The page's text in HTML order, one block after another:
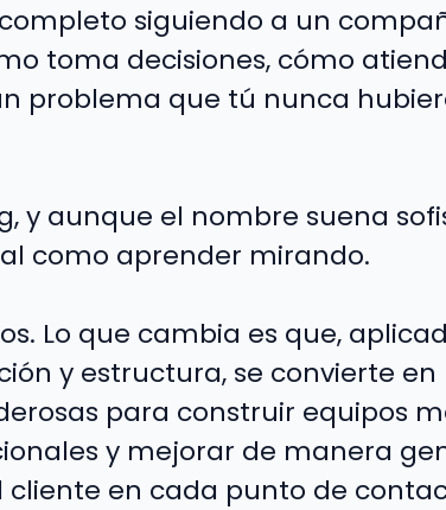
siguiendo a un
toma decisiones, cómo
problema que tú nunca
y aunque el nombre suena
como aprender mirando.
Lo que cambia es que,
y estructura, se convierte en
para construir equipos
y mejorar de manera
cliente en cada punto de